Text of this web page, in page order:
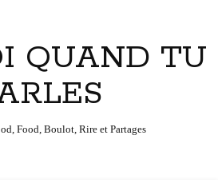
QUAND TU
Food, Boulot, Rire et Partages